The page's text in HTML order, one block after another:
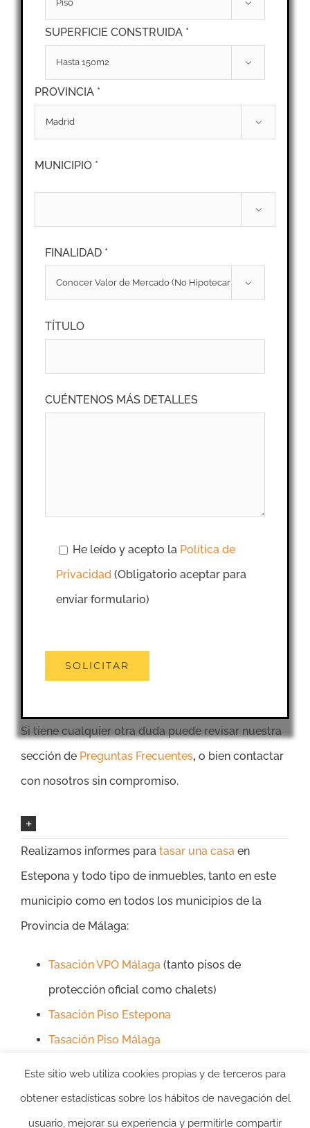

SUPERFICIE CONSTRUIDA *

PROVINCIA *

MUNICIPIO *

FINALIDAD *

TÍTULO
CUÉNTENOS MÁS DETALLES
He leído y acepto la Política de
Privacidad (Obligatorio aceptar para
enviar formulario)
Si tiene cualquier otra duda puede revisar nuestra
sección de Preguntas Frecuentes, o bien contactar
con nosotros sin compromiso.
Realizamos informes para tasar una casaen
Estepona y todo tipo de inmuebles, tanto en este
municipio como en todos los municipios de la
Provincia de Málaga:
Tasación VPO Málaga(tanto pisos de
protección oficial como chalets)
Tasación Piso Estepona
Tasación Piso Málaga
Este sitio web utiliza cookies propias y de terceros para
obtener estadísticas sobre los hábitos de navegación del
usuario, mejorar su experiencia y permitirle compartir